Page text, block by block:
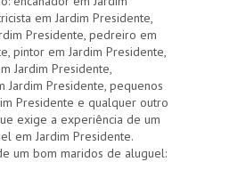
em Jardim Presidente,
Presidente, pedreiro em
pintor em Jardim Presidente,
Jardim Presidente,
Jardim Presidente, pequenos
Presidente e qualquer outro
exige a experiência de um
em Jardim Presidente.
um bom maridos de aluguel: